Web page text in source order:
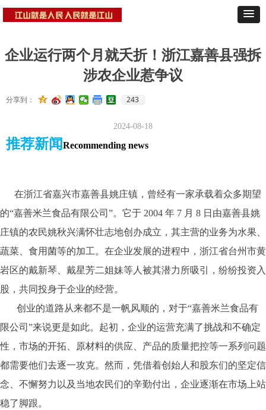
企业运行两个月就夭折！浙江嘉善县强拆
涉农企业惹争议
在浙江省嘉兴市嘉善县姚庄镇，曾经有一家承载着众多期望
的“嘉善米兰食品有限公司”。它于 2004 年 7 月 8 日由嘉善县姚
庄镇的农民姚秋兴满怀壮志地创办成立，其主营的业务为水果、
蔬菜、食用菌等的加工。在企业发展的进程中，浙江省台州市黄
岩区的戴新琴、戴星芳二姐妹等人被其潜力所吸引，纷纷投资入
股，共同投身于企业的经营。
创业的道路从来都不是一帆风顺的，对于“嘉善米兰食品有
限公司”来说更是如此。起初，企业的运营充满了挑战和不确定
性，市场的开拓、原材料的供应、产品的质量把控等一系列问题
都需要他们去逐一攻克。然而，凭借着创始人和股东们的坚定信
念、不懈努力以及当地农民们的辛勤付出，企业逐渐在市场上站
稳了脚跟。
2024-08-18
推荐新闻 Recommending news
分享到： 243